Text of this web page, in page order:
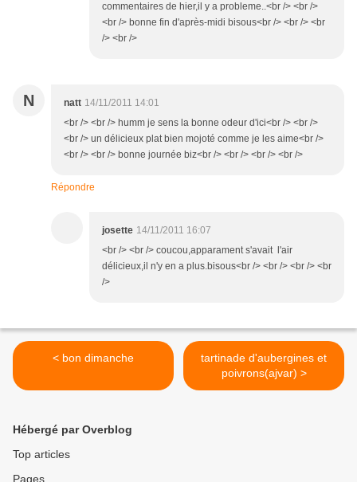
commentaires de hier,il y a probleme..<br /> <br />
<br /> bonne fin d'après-midi bisous<br /> <br /> <br
/> <br />
N natt 14/11/2011 14:01
<br /> <br /> humm je sens la bonne odeur d'ici<br /> <br />
<br /> un délicieux plat bien mojoté comme je les aime<br />
<br /> <br /> bonne journée biz<br /> <br /> <br /> <br />
Répondre
josette 14/11/2011 16:07
<br /> <br /> coucou,apparament s'avait l'air
délicieux,il n'y en a plus.bisous<br /> <br /> <br /> <br
/>
< bon dimanche
tartinade d'aubergines et
poivrons(ajvar) >
Hébergé par Overblog
Top articles
Pages